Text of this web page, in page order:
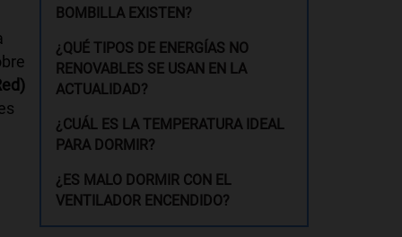
BOMBILLA EXISTEN?
¿QUÉ TIPOS DE ENERGÍAS NO
RENOVABLES SE USAN EN LA
ACTUALIDAD?
¿CUÁL ES LA TEMPERATURA IDEAL
PARA DORMIR?
¿ES MALO DORMIR CON EL
VENTILADOR ENCENDIDO?